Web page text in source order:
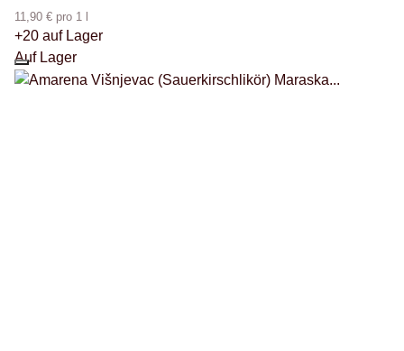
11,90 € pro 1 l
+20 auf Lager
Auf Lager